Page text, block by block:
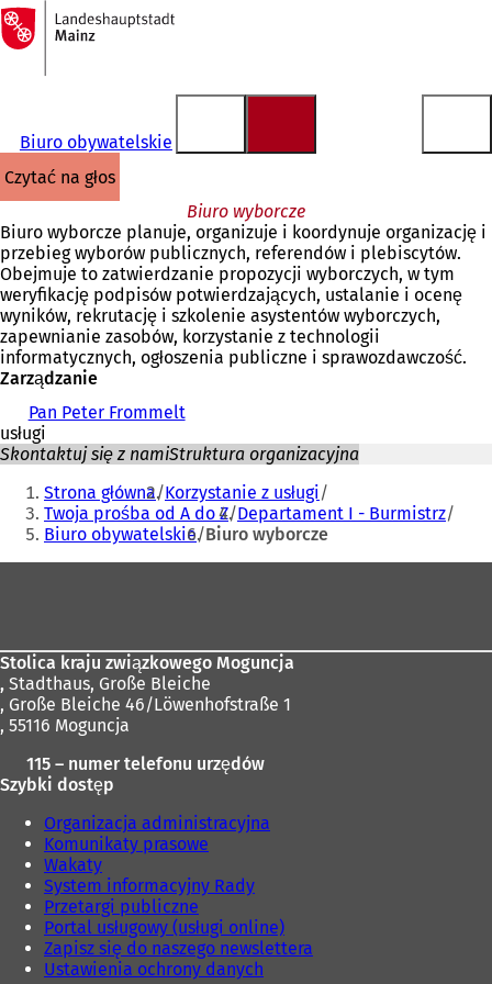
Przejdź do treści
Do
strony
głównej
Biuro obywatelskie
czytać na głos
Biuro wyborcze
Biuro wyborcze planuje, organizuje i koordynuje organizację i
przebieg wyborów publicznych, referendów i plebiscytów.
Obejmuje to zatwierdzanie propozycji wyborczych, w tym
weryfikację podpisów potwierdzających, ustalanie i ocenę
wyników, rekrutację i szkolenie asystentów wyborczych,
zapewnianie zasobów, korzystanie z technologii
informatycznych, ogłoszenia publiczne i sprawozdawczość.
Zarządzanie
Pan Peter Frommelt
usługi
Skontaktuj się z namiStruktura organizacyjna
Jesteś
tutaj:
Strona główna Korzystanie z usługi
Twoja prośba od A do Z Departament I - Burmistrz
Biuro obywatelskie Biuro wyborcze
Stolica kraju związkowego Moguncja
, Stadthaus, Große Bleiche
, Große Bleiche 46/Löwenhofstraße 1
, 55116 Moguncja
115 – numer telefonu urzędów
Szybki dostęp
Organizacja administracyjna
Komunikaty prasowe
Wakaty
System informacyjny Rady
Przetargi publiczne
Portal usługowy (usługi online)
Zapisz się do naszego newslettera
Ustawienia ochrony danych